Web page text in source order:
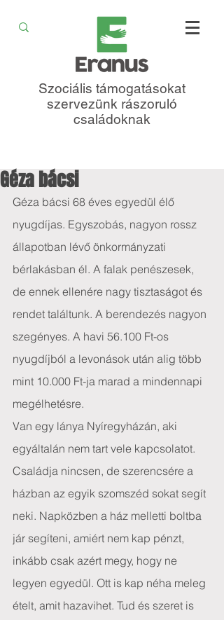
Szociális támogatásokat
szervezünk rászoruló
családoknak
Géza bácsi
Géza bácsi 68 éves egyedül élő
nyugdíjas. Egyszobás, nagyon rossz
állapotban lévő önkormányzati
bérlakásban él. A falak penészesek,
de ennek ellenére nagy tisztaságot és
rendet találtunk. A berendezés nagyon
szegényes. A havi 56.100 Ft-os
nyugdíjból a levonások után alig több
mint 10.000 Ft-ja marad a mindennapi
megélhetésre.
Van egy lánya Nyíregyházán, aki
egyáltalán nem tart vele kapcsolatot.
Családja nincsen, de szerencsére a
házban az egyik szomszéd sokat segít
neki. Napközben a ház melletti boltba
jár segíteni, amiért nem kap pénzt,
inkább csak azért megy, hogy ne
legyen egyedül. Ott is kap néha meleg
ételt, amit hazavihet. Tud és szeret is